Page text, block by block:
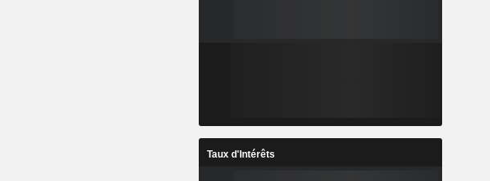
Taux d'Intérêts